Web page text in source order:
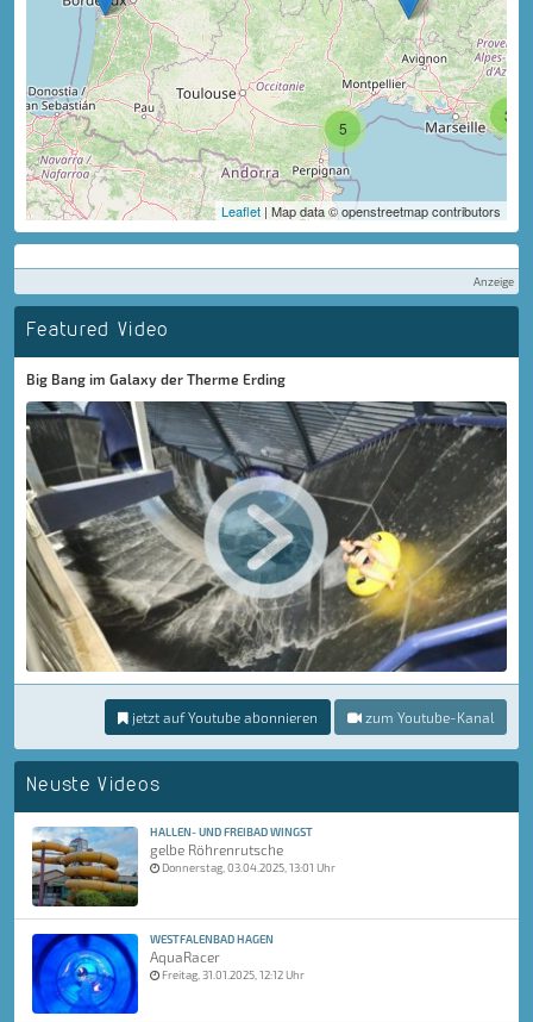
5
3
Leaflet| Map data © openstreetmap contributors
Anzeige
Featured Video
Big Bang im Galaxy der Therme Erding
jetzt auf Youtube abonnieren zum Youtube-Kanal
Neuste Videos
HALLEN- UND FREIBAD WINGST
gelbe Röhrenrutsche
Donnerstag, 03.04.2025, 13:01 Uhr
WESTFALENBAD HAGEN
AquaRacer
Freitag, 31.01.2025, 12:12 Uhr